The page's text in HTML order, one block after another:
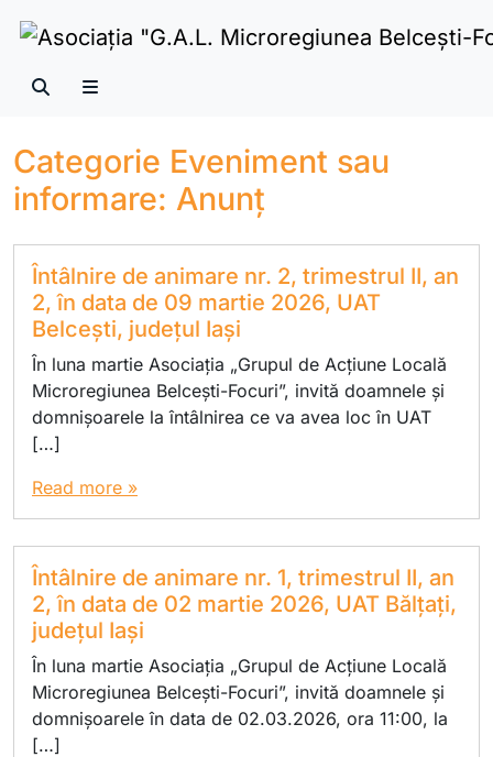
SearchMenu
Categorie Eveniment sau
informare: Anunț
Întâlnire de animare nr. 2, trimestrul II, an
2, în data de 09 martie 2026, UAT
Belcești, județul Iași
În luna martie Asociația „Grupul de Acțiune Locală
Microregiunea Belcești-Focuri”, invită doamnele și
domnișoarele la întâlnirea ce va avea loc în UAT
[…]
Read more »
Întâlnire de animare nr. 1, trimestrul II, an
2, în data de 02 martie 2026, UAT Bălțați,
județul Iași
În luna martie Asociația „Grupul de Acțiune Locală
Microregiunea Belcești-Focuri”, invită doamnele și
domnișoarele în data de 02.03.2026, ora 11:00, la
[…]